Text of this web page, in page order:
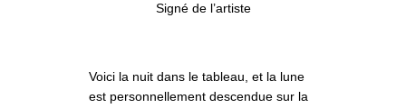
Signé de l’artiste
Voici la nuit dans le tableau, et la lune
est personnellement descendue sur la